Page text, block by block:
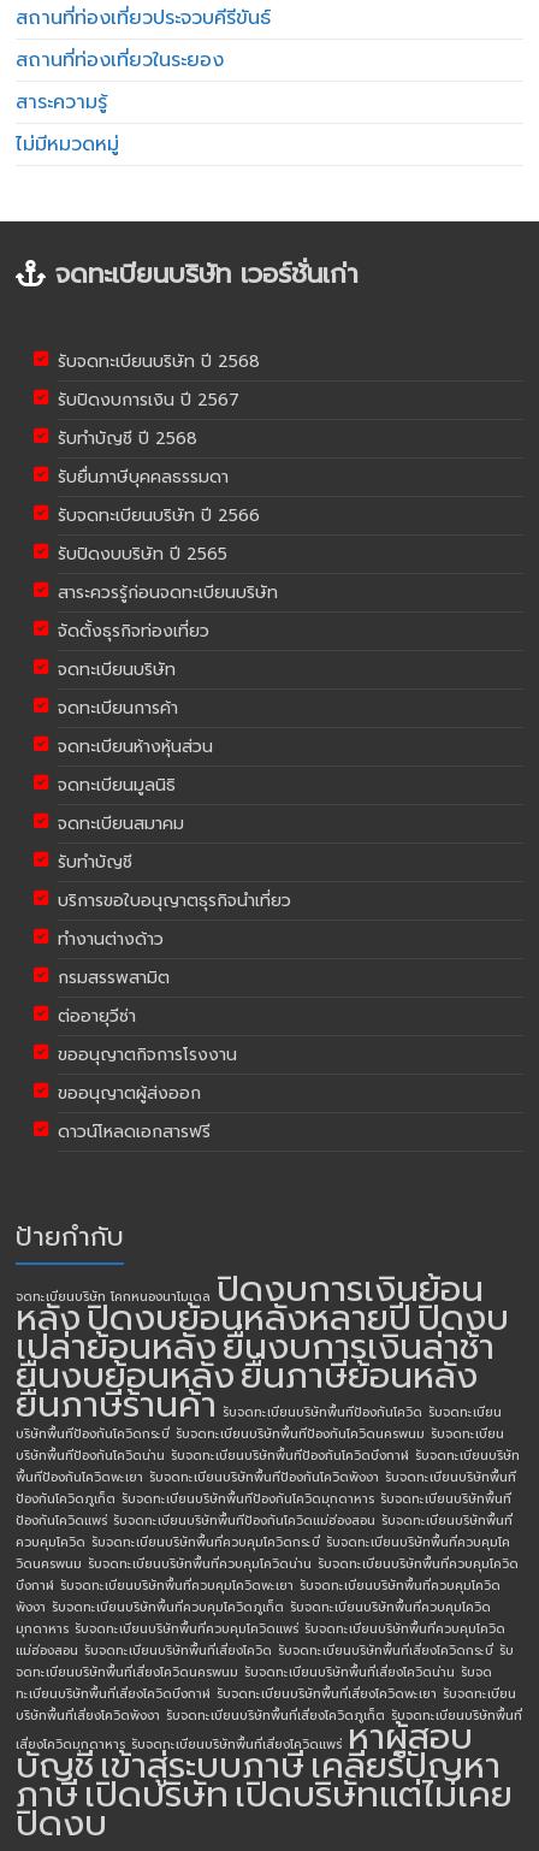
สถานที่ท่องเที่ยวประจวบคีรีขันธ์
สถานที่ท่องเที่ยวในระยอง
สาระความรู้
ไม่มีหมวดหมู่
จดทะเบียนบริษัท เวอร์ชั่นเก่า
รับจดทะเบียนบริษัท ปี 2568
รับปิดงบการเงิน ปี 2567
รับทำบัญชี ปี 2568
รับยื่นภาษีบุคคลธรรมดา
รับจดทะเบียนบริษัท ปี 2566
รับปิดงบบริษัท ปี 2565
สาระควรรู้ก่อนจดทะเบียนบริษัท
จัดตั้งธุรกิจท่องเที่ยว
จดทะเบียนบริษัท
จดทะเบียนการค้า
จดทะเบียนห้างหุ้นส่วน
จดทะเบียนมูลนิธิ
จดทะเบียนสมาคม
รับทำบัญชี
บริการขอใบอนุญาตธุรกิจนำเที่ยว
ทำงานต่างด้าว
กรมสรรพสามิต
ต่ออายุวีซ่า
ขออนุญาตกิจการโรงงาน
ขออนุญาตผู้ส่งออก
ดาวน์โหลดเอกสารฟรี
ป้ายกำกับ
จดทะเบียนบริษัท โคกหนองนาโมเดล ปิดงบการเงินย้อน
หลังปิดงบย้อนหลังหลายปีปิดงบ
เปล่าย้อนหลังยื่นงบการเงินล่าช้า
ยื่นงบย้อนหลังยื่นภาษีย้อนหลัง
ยื่นภาษีร้านค้า รับจดทะเบียนบริษัทพื้นทีป้องกันโควิด รับจดทะเบียน
บริษัทพื้นทีป้องกันโควิดกระบี่ รับจดทะเบียนบริษัทพื้นทีป้องกันโควิดนครพนม รับจดทะเบียน
บริษัทพื้นทีป้องกันโควิดน่าน รับจดทะเบียนบริษัทพื้นทีป้องกันโควิดบึงกาฬ รับจดทะเบียนบริษัท
พื้นทีป้องกันโควิดพะเยา รับจดทะเบียนบริษัทพื้นทีป้องกันโควิดพังงา รับจดทะเบียนบริษัทพื้นที
ป้องกันโควิดภูเก็ต รับจดทะเบียนบริษัทพื้นทีป้องกันโควิดมุกดาหาร รับจดทะเบียนบริษัทพื้นที
ป้องกันโควิดแพร่ รับจดทะเบียนบริษัทพื้นทีป้องกันโควิดแม่ฮ่องสอน รับจดทะเบียนบริษัทพื้นที่
ควบคุมโควิด รับจดทะเบียนบริษัทพื้นที่ควบคุมโควิดกระบี่ รับจดทะเบียนบริษัทพื้นที่ควบคุมโค
วิดนครพนม รับจดทะเบียนบริษัทพื้นที่ควบคุมโควิดน่าน รับจดทะเบียนบริษัทพื้นที่ควบคุมโควิด
บึงกาฬ รับจดทะเบียนบริษัทพื้นที่ควบคุมโควิดพะเยา รับจดทะเบียนบริษัทพื้นที่ควบคุมโควิด
พังงา รับจดทะเบียนบริษัทพื้นที่ควบคุมโควิดภูเก็ต รับจดทะเบียนบริษัทพื้นที่ควบคุมโควิด
มุกดาหาร รับจดทะเบียนบริษัทพื้นที่ควบคุมโควิดแพร่ รับจดทะเบียนบริษัทพื้นที่ควบคุมโควิด
แม่ฮ่องสอน รับจดทะเบียนบริษัทพื้นที่เสี่ยงโควิด รับจดทะเบียนบริษัทพื้นที่เสี่ยงโควิดกระบี่ รับ
จดทะเบียนบริษัทพื้นที่เสี่ยงโควิดนครพนม รับจดทะเบียนบริษัทพื้นที่เสี่ยงโควิดน่าน รับจด
ทะเบียนบริษัทพื้นที่เสี่ยงโควิดบึงกาฬ รับจดทะเบียนบริษัทพื้นที่เสี่ยงโควิดพะเยา รับจดทะเบียน
บริษัทพื้นที่เสี่ยงโควิดพังงา รับจดทะเบียนบริษัทพื้นที่เสี่ยงโควิดภูเก็ต รับจดทะเบียนบริษัทพื้นที่
เสี่ยงโควิดมุกดาหาร รับจดทะเบียนบริษัทพื้นที่เสี่ยงโควิดแพร่ หาผู้สอบ
บัญชีเข้าสู่ระบบภาษีเคลียร์ปัญหา
ภาษีเปิดบริษัทเปิดบริษัทแต่ไม่เคย
ปิดงบ